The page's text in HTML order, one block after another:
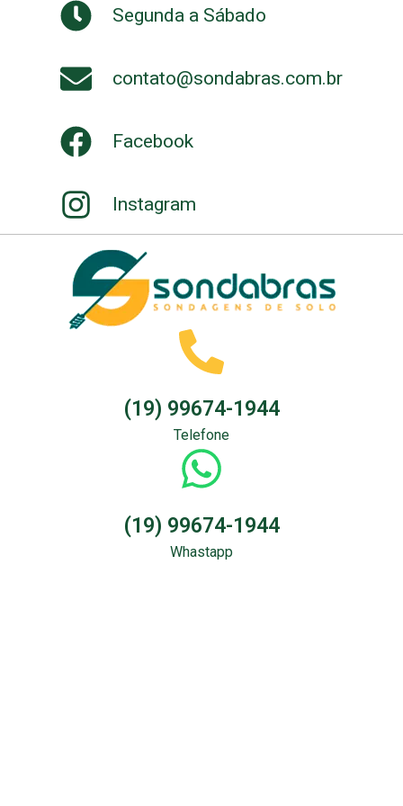
Segunda a Sábado
contato@sondabras.com.br
Facebook
Instagram
(19) 99674-1944
Telefone
(19) 99674-1944
Whastapp